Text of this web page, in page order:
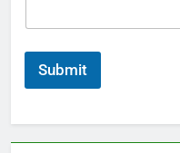
Submit